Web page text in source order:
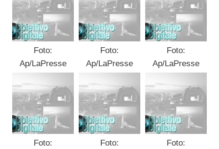
Foto:
Ap/LaPresse
Foto:
Ap/LaPresse
Foto:
Ap/LaPresse
Foto:
Foto:
Foto: